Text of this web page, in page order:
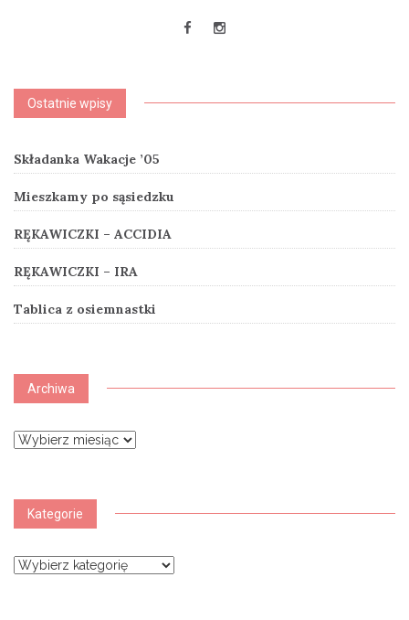
Ostatnie wpisy
Składanka Wakacje ’05
Mieszkamy po sąsiedzku
RĘKAWICZKI – ACCIDIA
RĘKAWICZKI – IRA
Tablica z osiemnastki
Archiwa
Archiwa
Kategorie
Kategorie